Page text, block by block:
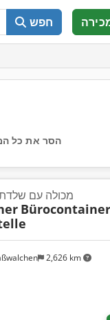
חפש
הסר את כל
2,626 km
מכולה עם